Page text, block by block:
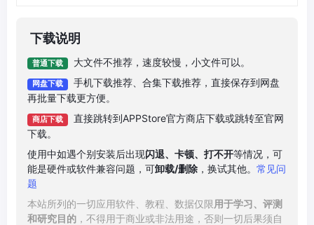
下载说明
普通下载 大文件不推荐，速度较慢，小文件可以。
网盘下载
手机下载推荐、合集下载推荐，直接保存到网盘
再批量下载更方便。
商店下载
直接跳转到APPStore官方商店下载或跳转至官网
下载。
使用中如遇个别安装后出现闪退、卡顿、打不开等情况，可
能是硬件或软件兼容问题，可卸载/删除 ，换试其他。 常见问
题
本站所列的一切应用软件、教程、数据仅限 用于学习、评测
和研究目的 ，不得用于商业或非法用途，否则一切后果须自